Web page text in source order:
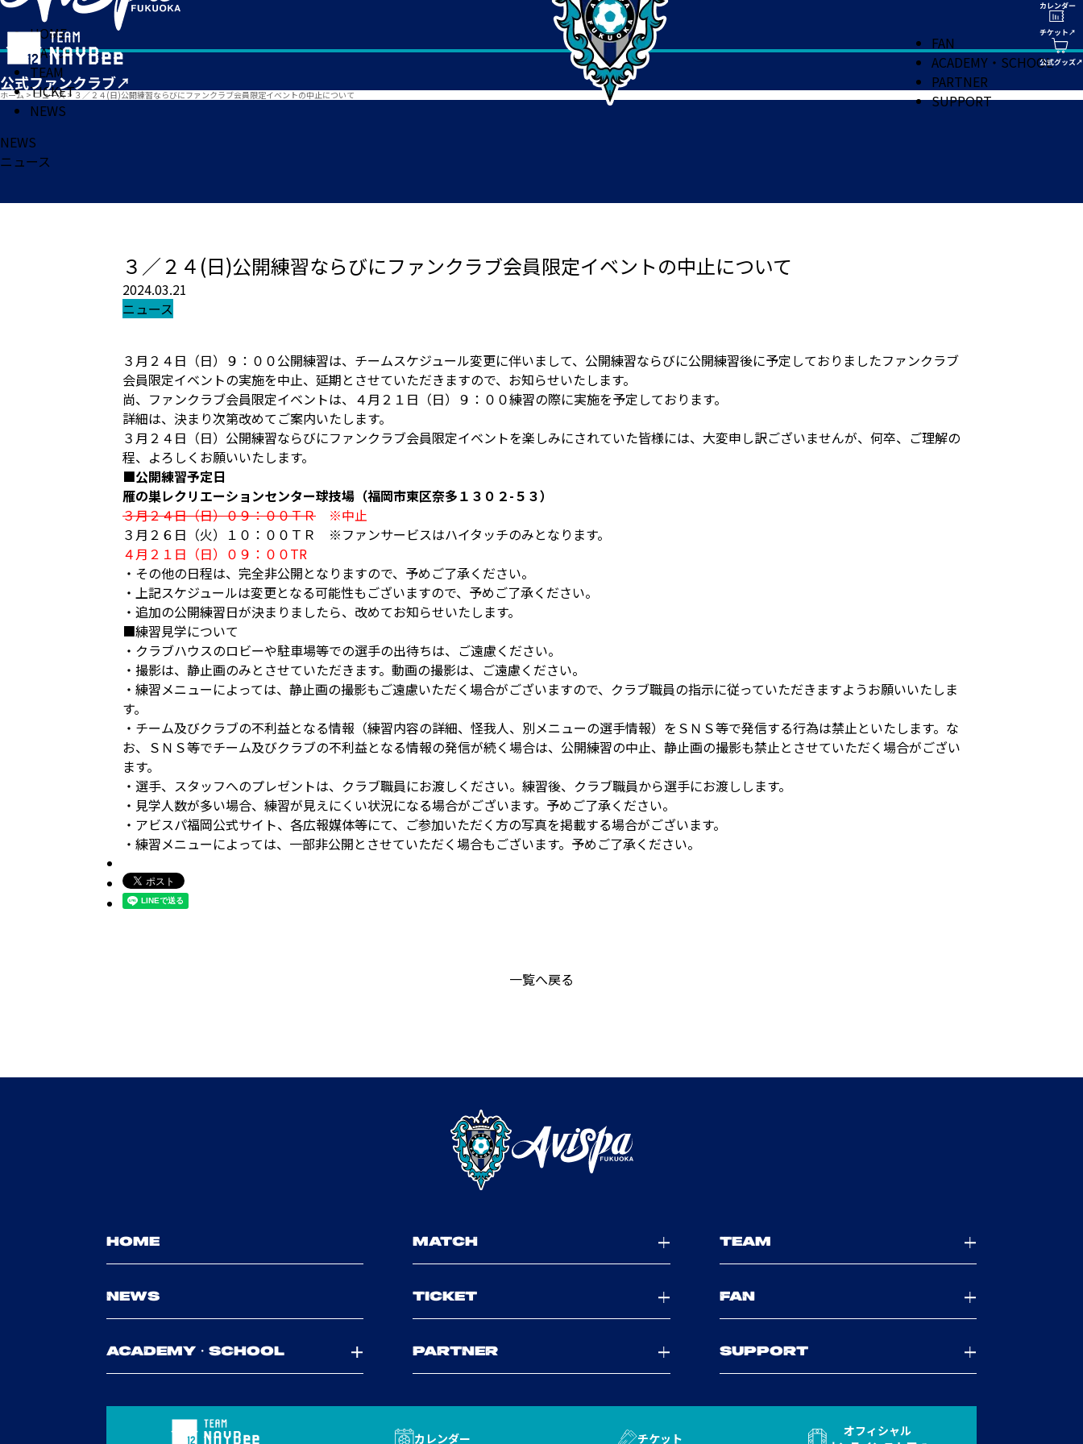
HOME
MATCH
TEAM
TICKET
NEWS
FAN
ACADEMY・SCHOOL
PARTNER
SUPPORT
ホーム > ニュース> ３／２４(日)公開練習ならびにファンクラブ会員限定イベントの中止について
NEWS
ニュース
３／２４(日)公開練習ならびにファンクラブ会員限定イベントの中止について
2024.03.21
ニュース
３月２４日（日）９：００公開練習は、チームスケジュール変更に伴いまして、公開練習ならびに公開練習後に予定しておりましたファンクラブ
会員限定イベントの実施を中止、延期とさせていただきますので、お知らせいたします。
尚、ファンクラブ会員限定イベントは、４月２１日（日）９：００練習の際に実施を予定しております。
詳細は、決まり次第改めてご案内いたします。
３月２４日（日）公開練習ならびにファンクラブ会員限定イベントを楽しみにされていた皆様には、大変申し訳ございませんが、何卒、ご理解の
程、よろしくお願いいたします。
■公開練習予定日
雁の巣レクリエーションセンター球技場（福岡市東区奈多１３０２-５３）
３月２４日（日）０９：００ＴＲ ※中止
３月２６日（火）１０：００ＴＲ ※ファンサービスはハイタッチのみとなります。
４月２１日（日）０９：００TR
・その他の日程は、完全非公開となりますので、予めご了承ください。
・上記スケジュールは変更となる可能性もございますので、予めご了承ください。
・追加の公開練習日が決まりましたら、改めてお知らせいたします。
■練習見学について
・クラブハウスのロビーや駐車場等での選手の出待ちは、ご遠慮ください。
・撮影は、静止画のみとさせていただきます。動画の撮影は、ご遠慮ください。
・練習メニューによっては、静止画の撮影もご遠慮いただく場合がございますので、クラブ職員の指示に従っていただきますようお願いいたしま
す。
・チーム及びクラブの不利益となる情報（練習内容の詳細、怪我人、別メニューの選手情報）をＳＮＳ等で発信する行為は禁止といたします。な
お、ＳＮＳ等でチーム及びクラブの不利益となる情報の発信が続く場合は、公開練習の中止、静止画の撮影も禁止とさせていただく場合がござい
ます。
・選手、スタッフへのプレゼントは、クラブ職員にお渡しください。練習後、クラブ職員から選手にお渡しします。
・見学人数が多い場合、練習が見えにくい状況になる場合がございます。予めご了承ください。
・アビスパ福岡公式サイト、各広報媒体等にて、ご参加いただく方の写真を掲載する場合がございます。
・練習メニューによっては、一部非公開とさせていただく場合もございます。予めご了承ください。
一覧へ戻る
HOME MATCH TEAM
NEWS TICKET FAN
ACADEMY・SCHOOL PARTNER SUPPORT
カレンダー チケット
オフィシャル